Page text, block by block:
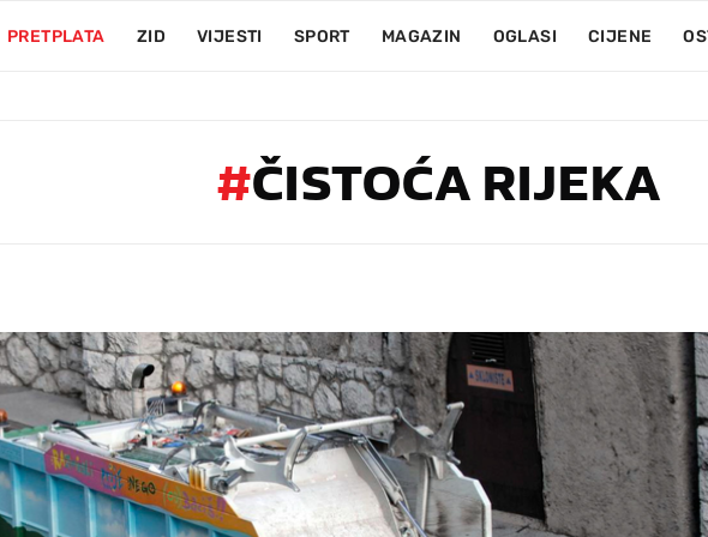
PRETPLATA ZID VIJESTI SPORT MAGAZIN OGLASI CIJENE
#ČISTOĆA RIJEKA